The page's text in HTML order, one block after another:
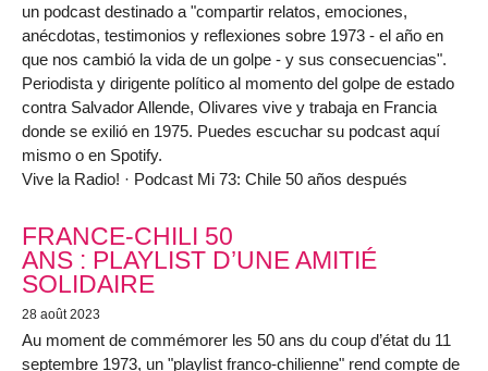
un podcast destinado a "compartir relatos, emociones,
anécdotas, testimonios y reflexiones sobre 1973 - el año en
que nos cambió la vida de un golpe - y sus consecuencias".
Periodista y dirigente político al momento del golpe de estado
contra Salvador Allende, Olivares vive y trabaja en Francia
donde se exilió en 1975. Puedes escuchar su podcast aquí
mismo o en Spotify.
Vive la Radio! · Podcast Mi 73: Chile 50 años después
FRANCE-CHILI 50
ANS : PLAYLIST D’UNE AMITIÉ
SOLIDAIRE
28 août 2023
Au moment de commémorer les 50 ans du coup d’état du 11
septembre 1973, un "playlist franco-chilienne" rend compte de